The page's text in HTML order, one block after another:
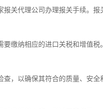
关代理公司办理报关手续。
缴纳相应的进口关税和增值
，以确保其符合的质量、安